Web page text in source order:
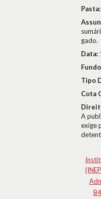
Pasta:
gado.
Data:
Tipo
Cota
A
exige